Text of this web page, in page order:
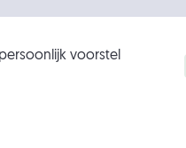
voorstel